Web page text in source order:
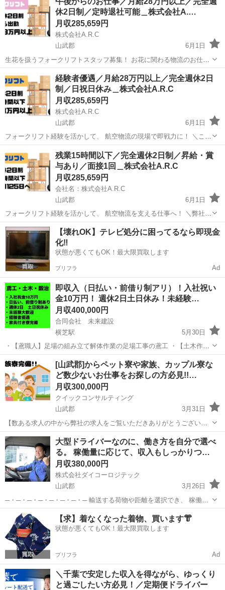
休2日制／定時退社可能＿株式会社A.…
月収285,659円
株式会社A.R.C
山武郡
6月1日
生花を扱うフォークリフトスタッフ募集！ お花に関わる物流のお仕事
です ＼ここがポイント／ ★定時退社可能 ★完全週休2日制 ★駅徒歩5
分・車通勤OK ★朝はゆっくり午後出勤 ★面接は1回のみ！ 【仕事...
物流
経験者優遇／月給28万円以上／完全週休2日
制／日祝日休み＿株式会社A.R.C
月収285,659円
株式会社A.R.C
山武郡
6月1日
フォークリフト経験を活かして、 航空物流の現場で即戦力に！ ＼ここ
がポイント／ ★月給28万円以上 ★残業10時間以下 ★定時退社可能 ★
完全週休2日制 ★昇給・賞与あり ★書類選考なし 全国各地か...
物流
残業15時間以下／完全週休2日制／昇給・賞
与あり／面接1回＿株式会社A.R.C
月収285,659円
会社名：株式会社A.R.C
山武郡
6月1日
フォークリフト経験を活かして、 航空物流を支える仕事へ！ ＼弊社の
魅力／ ★ 月給28万円以上＋昇給・賞与あり ★ 残業少なめ（月15時間
以下） ★ 完全週休2日制 ★ 経験を活かして即戦力として活躍 ★ ...
千葉 山武郡 物流
【壊れOK】テレビ処分に困ってるなら即現金
化‼️
状態が悪くてもOK！最大限買取します
プリフラ Ad
即収入（日払い・前借り制アリ）！入社祝い
金10万円！ 週休2日土日休み！未経験…
月収400,000円
合同会社 未来建設
横芝駅
5月30日
・【鳶職人】足場の組み立て解体作業の足場工事の鳶工 ・【土木作業
員】公共事業や舗装などの一般土木工事 ・【型枠大工】大規模工事で
の仕事がメインになります。 ・【鍛冶工・溶接工】プラント内での溶
接などの鍛冶職人、鍛冶屋（アーク...
千葉 横芝駅 未経験
[山武郡]からペット寮や家族、カップル寮な
ど数少ないお仕事をお探しの方必見!!…
月収300,000円
クイックコンサルティング
山武郡
3月31日
【数ある求人の中から弊社の求人をご覧いただきありがとうございま
す!!】 ★数少ないペット寮、家族、カップル寮を完備している求人で
家賃補助も在籍中ずっと5万円の補助あり!! こちらの求人以外にも日本
全国5万件以上の求人を多...
千葉 山武郡 その他 未経験
大型ドライバーなのに、働き方を自分で選べ
る。 稼働量に応じて、収入もしっかりつ…
月収380,000円
株式会社ダイコーロジテック
山武郡
3月26日
─・─・─・─・─・─・─・─ 輸送する荷物や距離を選択でき、 稼働量
に応じた収入を目指せます！ ─・─・─・─・─・─・─・─ 【こんな方
にぴったりです！】 ◆ 大型免許を持っているが、今の働き方を変え
た...
千葉 ドライバー 情報
【求】着なくなった着物、買います👘
状態が悪くてもOK！最大限買取します
プリフラ Ad
＼千葉で安定した収入を得ながら、ゆっくり
と過ごしたい方必見！／定期便ドライバー